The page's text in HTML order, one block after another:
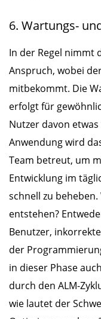
6. Wartungs-
In der Regel nimmt
Anspruch, wobei
mitbekommt. Die
erfolgt für
Nutzer davon
Anwendung wird
Team betreut, um
Entwicklung im
schnell zu
entstehen?
Benutzer,
der
in dieser Phase
durch den ALM-
wie lautet der